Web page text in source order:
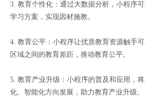
3. 教育个性化：通过大数据分析，小程序
学习方案，实现因材施教。
4. 教育公平：小程序让优质教育资源触手可
区域之间的教育差距，推动教育公平。
5. 教育产业升级：小程序的普及和应用，
化、智能化方向发展，助力教育产业升级。